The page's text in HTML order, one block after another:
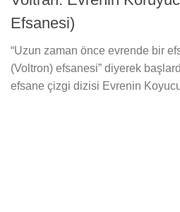
Efsanesi)
“Uzun zaman önce evrende bir
(Voltron) efsanesi” diyerek
efsane çizgi dizisi Evrenin